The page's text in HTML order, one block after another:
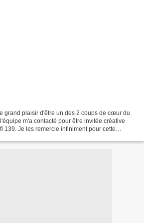
grand plaisir d'être un des 2 coups de cœur du
m'a contacté pour être invitée créative
139. Je les remercie infiniment pour cette